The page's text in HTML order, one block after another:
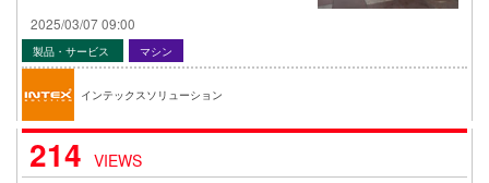
2025/03/07 09:00
製品・サービス マシン
インテックスソリューション
214 VIEWS